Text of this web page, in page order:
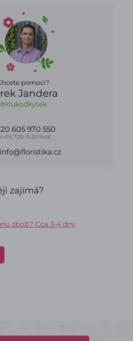
pomoci?
Jandera
#klukodkytek
605 970 550
Pá 7.00-15.30 hod.
info@floristika.cz
zajímá?
zboží? Cca 3-4 dny